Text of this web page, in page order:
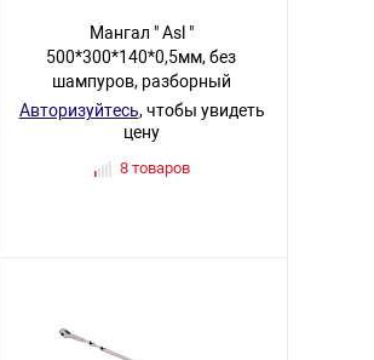
Мангал " Asl "
500*300*140*0,5мм, без
шампуров, разборный
Авторизуйтесь, чтобы увидеть
цену
8 товаров